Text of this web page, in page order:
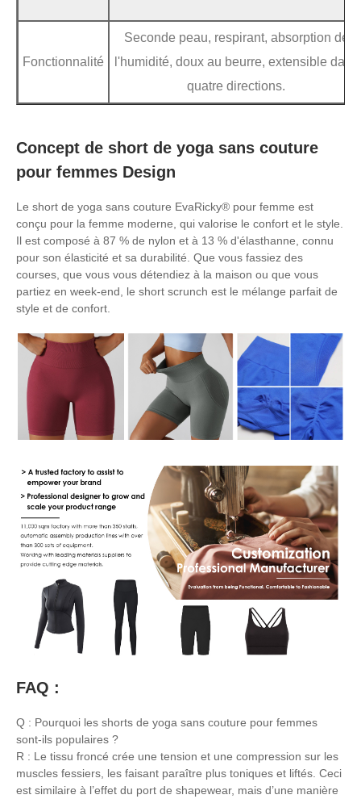
Fonctionnalité
Seconde peau, respirant, absorption de
l'humidité, doux au beurre, extensible dans
quatre directions.
Concept de short de yoga sans couture
pour femmes Design
Le short de yoga sans couture EvaRicky® pour femme est
conçu pour la femme moderne, qui valorise le confort et le style.
Il est composé à 87 % de nylon et à 13 % d'élasthanne, connu
pour son élasticité et sa durabilité. Que vous fassiez des
courses, que vous vous détendiez à la maison ou que vous
partiez en week-end, le short scrunch est le mélange parfait de
style et de confort.
FAQ :
Q : Pourquoi les shorts de yoga sans couture pour femmes
sont-ils populaires ?
R : Le tissu froncé crée une tension et une compression sur les
muscles fessiers, les faisant paraître plus toniques et liftés. Ceci
est similaire à l’effet du port de shapewear, mais d’une manière